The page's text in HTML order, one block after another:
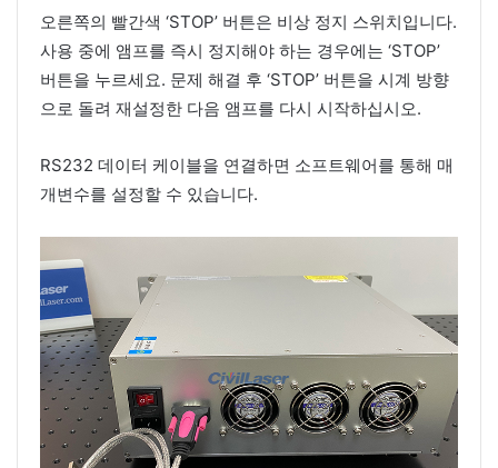
오른쪽의 빨간색 ‘STOP’ 버튼은 비상 정지 스위치입니다.
사용 중에 앰프를 즉시 정지해야 하는 경우에는 ‘STOP’
버튼을 누르세요. 문제 해결 후 ‘STOP’ 버튼을 시계 방향
으로 돌려 재설정한 다음 앰프를 다시 시작하십시오.
RS232 데이터 케이블을 연결하면 소프트웨어를 통해 매
개변수를 설정할 수 있습니다.